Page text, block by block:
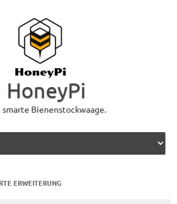
HoneyPi
smarte Bienenstockwaage.
ERWEITERUNG